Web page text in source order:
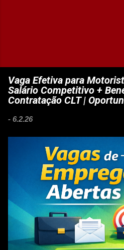
Vaga Efetiva para
Salário Competitivo +
Contratação CLT |
- 6.2.26